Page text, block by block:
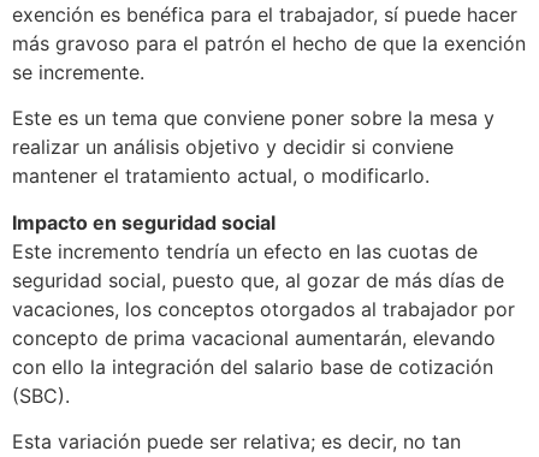
exención es benéfica para el trabajador, sí puede hacer
más gravoso para el patrón el hecho de que la exención
se incremente.
Este es un tema que conviene poner sobre la mesa y
realizar un análisis objetivo y decidir si conviene
mantener el tratamiento actual, o modificarlo.
Impacto en seguridad social
Este incremento tendría un efecto en las cuotas de
seguridad social, puesto que, al gozar de más días de
vacaciones, los conceptos otorgados al trabajador por
concepto de prima vacacional aumentarán, elevando
con ello la integración del salario base de cotización
(SBC).
Esta variación puede ser relativa; es decir, no tan